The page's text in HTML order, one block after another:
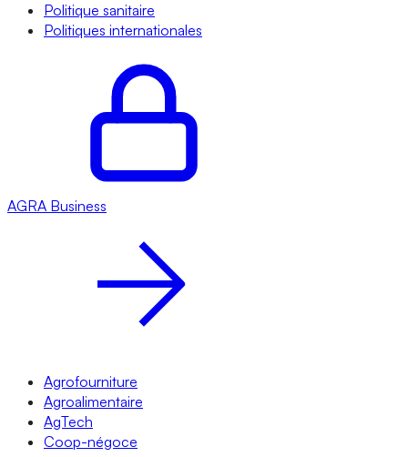
Politique sanitaire
Politiques internationales
AGRA Business
Agrofourniture
Agroalimentaire
AgTech
Coop-négoce